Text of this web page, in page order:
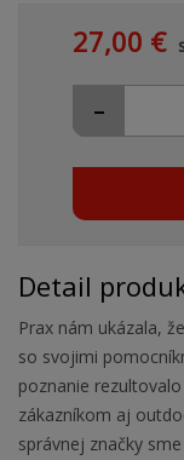
27,00 €
-
Detail
Prax nám ukázala,
so svojimi
poznanie
zákazníkom aj
správnej značky